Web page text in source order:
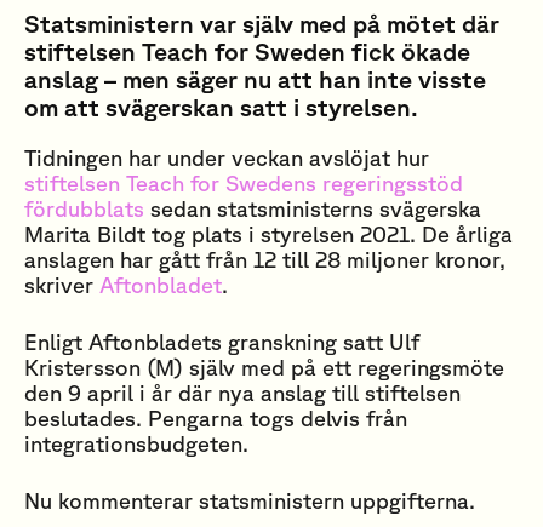
Statsministern var själv med på mötet där
stiftelsen Teach for Sweden fick ökade
anslag – men säger nu att han inte visste
om att svägerskan satt i styrelsen.
Tidningen har under veckan avslöjat hur
stiftelsen Teach for Swedens regeringsstöd
fördubblats sedan statsministerns svägerska
Marita Bildt tog plats i styrelsen 2021. De årliga
anslagen har gått från 12 till 28 miljoner kronor,
skriver Aftonbladet.
Enligt Aftonbladets granskning satt Ulf
Kristersson (M) själv med på ett regeringsmöte
den 9 april i år där nya anslag till stiftelsen
beslutades. Pengarna togs delvis från
integrationsbudgeten.
Nu kommenterar statsministern uppgifterna.